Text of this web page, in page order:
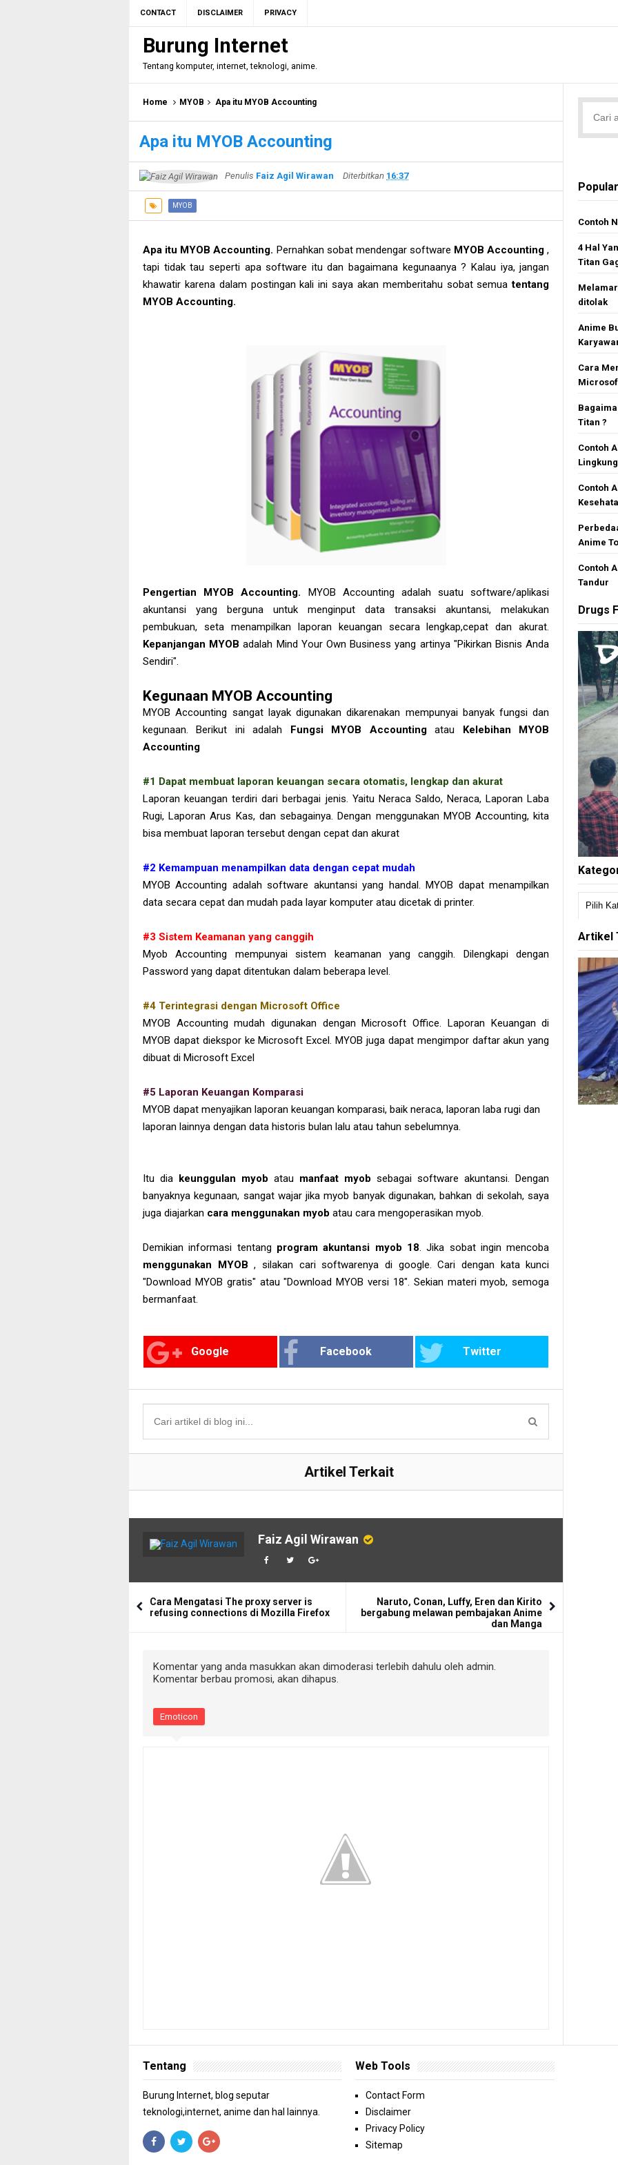
CONTACT DISCLAIMER PRIVACY
Burung Internet
Tentang komputer, internet, teknologi, anime.
Home MYOB Apa itu MYOB Accounting
Apa itu MYOB Accounting
Penulis Faiz Agil Wirawan Diterbitkan 16:37
MYOB
Apa itu MYOB Accounting. Pernahkan sobat mendengar software MYOB Accounting,
tapi tidak tau seperti apa software itu dan bagaimana kegunaanya ? Kalau iya, jangan
khawatir karena dalam postingan kali ini saya akan memberitahu sobat semuatentang
MYOB Accounting.
Pengertian MYOB Accounting. MYOB Accounting adalah suatu software/aplikasi
akuntansi yang berguna untuk menginput data transaksi akuntansi, melakukan
pembukuan, seta menampilkan laporan keuangan secara lengkap,cepat dan akurat.
Kepanjangan MYOBadalah Mind Your Own Business yang artinya "Pikirkan Bisnis Anda
Sendiri".
Kegunaan MYOB Accounting
MYOB Accounting sangat layak digunakan dikarenakan mempunyai banyak fungsi dan
kegunaan. Berikut ini adalah Fungsi MYOB Accountingatau Kelebihan MYOB
Accounting
#1 Dapat membuat laporan keuangan secara otomatis, lengkap dan akurat
Laporan keuangan terdiri dari berbagai jenis. Yaitu Neraca Saldo, Neraca, Laporan Laba
Rugi, Laporan Arus Kas, dan sebagainya. Dengan menggunakan MYOB Accounting, kita
bisa membuat laporan tersebut dengan cepat dan akurat
#2 Kemampuan menampilkan data dengan cepat mudah
MYOB Accounting adalah software akuntansi yang handal. MYOB dapat menampilkan
data secara cepat dan mudah pada layar komputer atau dicetak di printer.
#3 Sistem Keamanan yang canggih
Myob Accounting mempunyai sistem keamanan yang canggih. Dilengkapi dengan
Password yang dapat ditentukan dalam beberapa level.
#4 Terintegrasi dengan Microsoft Office
MYOB Accounting mudah digunakan dengan Microsoft Office. Laporan Keuangan di
MYOB dapat diekspor ke Microsoft Excel. MYOB juga dapat mengimpor daftar akun yang
dibuat di Microsoft Excel
#5 Laporan Keuangan Komparasi
MYOB dapat menyajikan laporan keuangan komparasi, baik neraca, laporan laba rugi dan
laporan lainnya dengan data historis bulan lalu atau tahun sebelumnya.
Itu dia keunggulan myobatau manfaat myobsebagai software akuntansi. Dengan
banyaknya kegunaan, sangat wajar jika myob banyak digunakan, bahkan di sekolah, saya
juga diajarkan cara menggunakan myob atau cara mengoperasikan myob.
Demikian informasi tentang program akuntansi myob 18 . Jika sobat ingin mencoba
menggunakan MYOB, silakan cari softwarenya di google. Cari dengan kata kunci
"Download MYOB gratis" atau "Download MYOB versi 18". Sekian materi myob, semoga
bermanfaat.
Google Facebook Twitter
Artikel Terkait
Faiz Agil Wirawan
Cara Mengatasi The proxy server is
refusing connections di Mozilla Firefox
Naruto, Conan, Luffy, Eren dan Kirito
bergabung melawan pembajakan Anime
dan Manga
Komentar yang anda masukkan akan dimoderasi terlebih dahulu oleh admin.
Komentar berbau promosi, akan dihapus.
Emoticon
Contoh
4 Hal
Titan
ditolak
Anime
Cara
Titan ?
Contoh
Contoh
Anime
Contoh
Tandur
Drugs
Artikel
Tentang
Burung Internet, blog seputar
teknologi,internet, anime dan hal lainnya.
Web Tools
Contact Form
Disclaimer
Privacy Policy
Sitemap